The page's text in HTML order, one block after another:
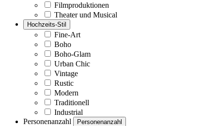
Filmproduktionen
Theater und Musical
Hochzeits-Stil
Fine-Art
Boho
Boho-Glam
Urban Chic
Vintage
Rustic
Modern
Traditionell
Industrial
Personenanzahl
Personenanzahl